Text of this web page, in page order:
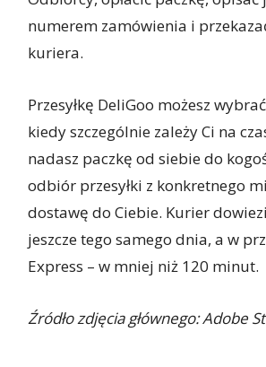
numerem zamówienia i
kuriera.
Przesyłkę DeliGoo możesz
kiedy szczególnie zależy Ci na
nadasz paczkę od siebie do
odbiór przesyłki z konkretnego
dostawę do Ciebie. Kurier
jeszcze tego samego dnia, a w
Express – w mniej niż 120 minut.
Źródło zdjęcia głównego: Adobe